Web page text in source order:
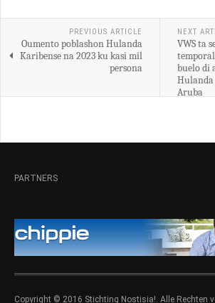
PREVIOUS ARTICLE
Oumento poblashon Hulanda
Karibense na 2023 ku kasi mil
persona
NEXT
VWS ta
buelo di
Hulanda
Aruba
PARTNERS
Copyright © 2016 Stichting Nostisia!. Alle Rechten